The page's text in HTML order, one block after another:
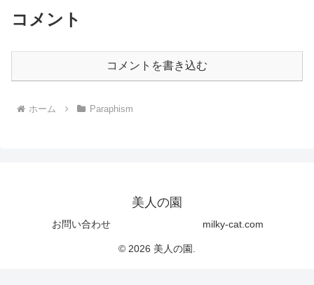
コメント
コメントを書き込む
ホーム Paraphism
美人の園
お問い合わせ milky-cat.com
© 2026 美人の園.